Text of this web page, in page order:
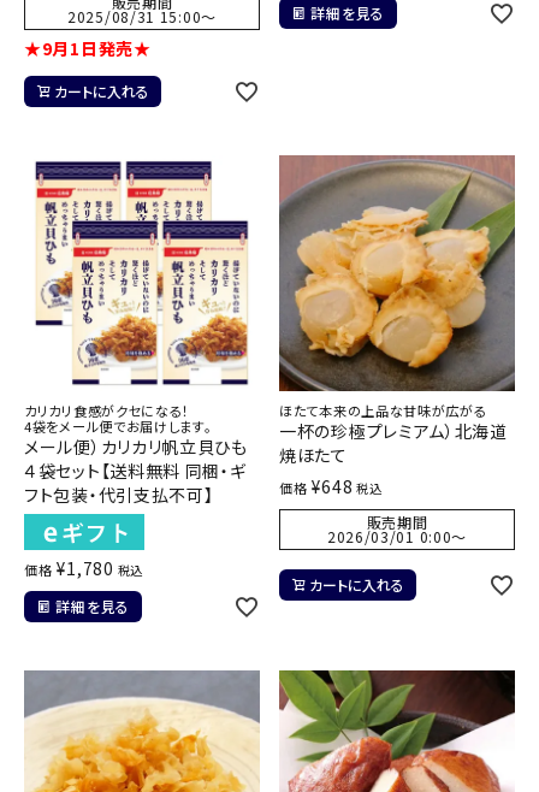
2025/08/31 15:00〜
★9月1日発売★
カートに入れる
詳細を見る
カリカリ食感がクセになる！
4袋をメール便でお届けします。
メール便）カリカリ帆立貝ひも
４袋セット【送料無料 同梱・ギ
フト包装・代引支払不可】
価格 ¥1,780 税込
詳細を見る
ほたて本来の上品な甘味が広がる
一杯の珍極プレミアム）北海道
焼ほたて
価格 ¥648 税込
販売期間
2026/03/01 0:00〜
カートに入れる